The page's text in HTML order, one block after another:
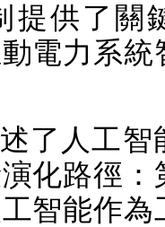
提供了關
電力系統
了人工智
化路徑：
智能作為